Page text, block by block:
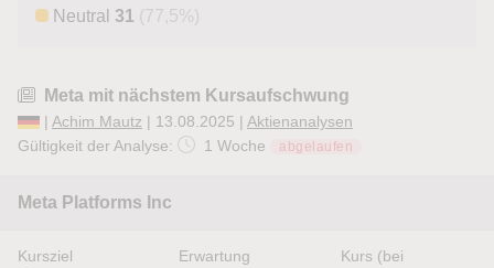
Neutral 31 (77,5%)
Meta mit nächstem Kursaufschwung
| Achim Mautz | 13.08.2025 | Aktienanalysen
Gültigkeit der Analyse:
1 Woche abgelaufen
Meta Platforms Inc
Kursziel
Erwartung
Kurs (bei